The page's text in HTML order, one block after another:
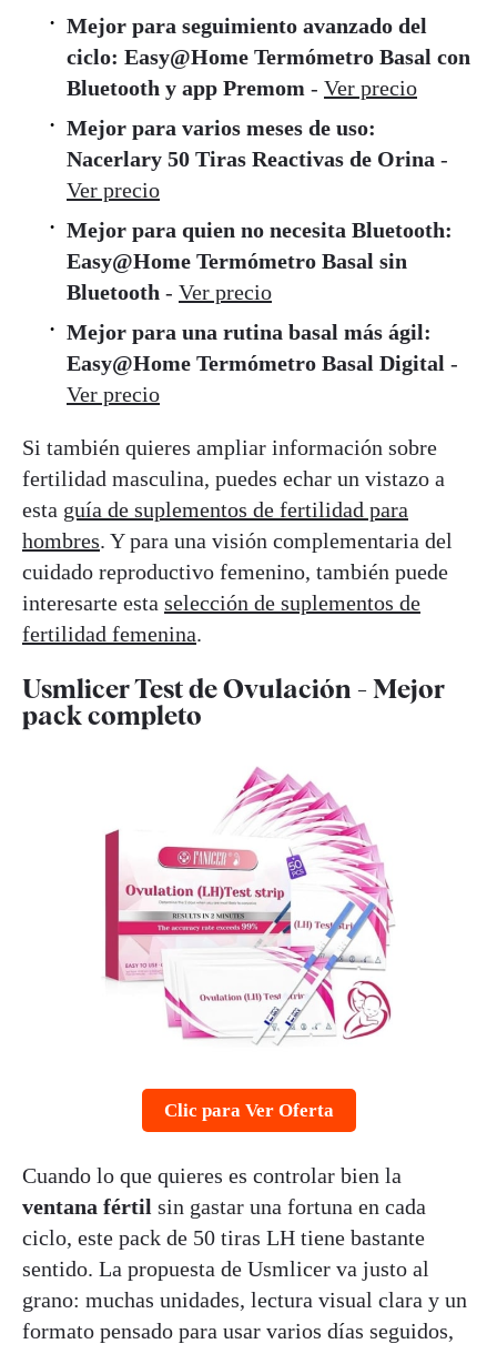
Mejor para seguimiento avanzado del
ciclo: Easy@Home Termómetro Basal con
Bluetooth y app Premom - Ver precio
Mejor para varios meses de uso:
Nacerlary 50 Tiras Reactivas de Orina -
Ver precio
Mejor para quien no necesita Bluetooth:
Easy@Home Termómetro Basal sin
Bluetooth - Ver precio
Mejor para una rutina basal más ágil:
Easy@Home Termómetro Basal Digital -
Ver precio
Si también quieres ampliar información sobre
fertilidad masculina, puedes echar un vistazo a
esta guía de suplementos de fertilidad para
hombres. Y para una visión complementaria del
cuidado reproductivo femenino, también puede
interesarte esta selección de suplementos de
fertilidad femenina.
Usmlicer Test de Ovulación - Mejor
pack completo
Clic para Ver Oferta
Cuando lo que quieres es controlar bien la
ventana fértil sin gastar una fortuna en cada
ciclo, este pack de 50 tiras LH tiene bastante
sentido. La propuesta de Usmlicer va justo al
grano: muchas unidades, lectura visual clara y un
formato pensado para usar varios días seguidos,